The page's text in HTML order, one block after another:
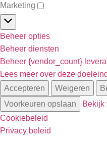
Marketing
Beheer opties
Beheer diensten
Beheer {vendor_count}
Lees meer over deze
Accepteren
Weigeren
Voorkeuren opslaan
Bekijk
Cookiebeleid
Privacy beleid